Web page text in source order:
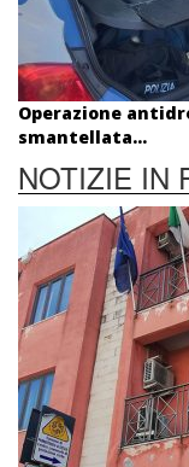
Operazione
smantellata...
NOTIZIE IN